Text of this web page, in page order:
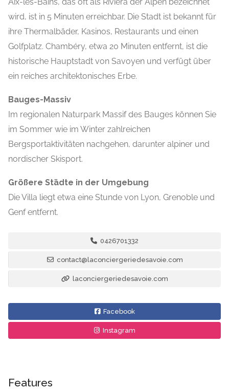
wird, ist in 5 Minuten erreichbar. Die Stadt ist bekannt für
ihre Thermalbäder, Kasinos, Restaurants und einen
Golfplatz. Chambéry, etwa 20 Minuten entfernt, ist die
historische Hauptstadt von Savoyen und verfügt über
ein reiches architektonisches Erbe.
Bauges-Massiv
Im regionalen Naturpark Massif des Bauges können Sie
im Sommer wie im Winter zahlreichen
Bergsportaktivitäten nachgehen, darunter alpiner und
nordischer Skisport.
Größere Städte in der Umgebung
Die Villa liegt etwa eine Stunde von Lyon, Grenoble und
Genf entfernt.
0426701332
contact@laconciergeriedesavoie.com
laconciergeriedesavoie.com
Facebook
Instagram
Features